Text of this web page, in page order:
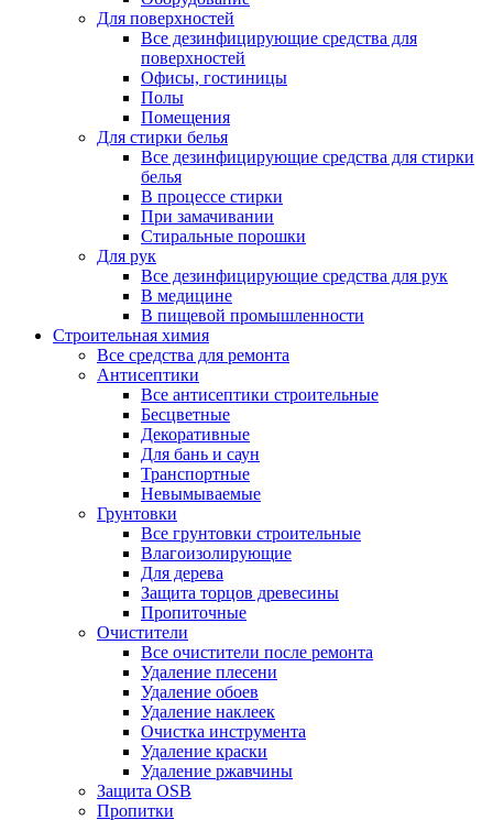
Для поверхностей
Все дезинфицирующие средства для
поверхностей
Офисы, гостиницы
Полы
Помещения
Для стирки белья
Все дезинфицирующие средства для стирки
белья
В процессе стирки
При замачивании
Стиральные порошки
Для рук
Все дезинфицирующие средства для рук
В медицине
В пищевой промышленности
Строительная химия
Все средства для ремонта
Антисептики
Все антисептики строительные
Бесцветные
Декоративные
Для бань и саун
Транспортные
Невымываемые
Грунтовки
Все грунтовки строительные
Влагоизолирующие
Для дерева
Защита торцов древесины
Пропиточные
Очистители
Все очистители после ремонта
Удаление плесени
Удаление обоев
Удаление наклеек
Очистка инструмента
Удаление краски
Удаление ржавчины
Защита OSB
Пропитки